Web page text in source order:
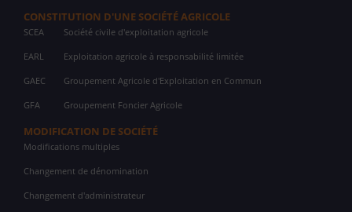
CONSTITUTION D'UNE SOCIÉTÉ AGRICOLE
SCEA Société civile d'exploitation agricole
EARL Exploitation agricole à responsabilité limitée
GAEC Groupement Agricole d'Exploitation en Commun
GFA Groupement Foncier Agricole
MODIFICATION DE SOCIÉTÉ
Modifications multiples
Changement de dénomination
Changement d'administrateur